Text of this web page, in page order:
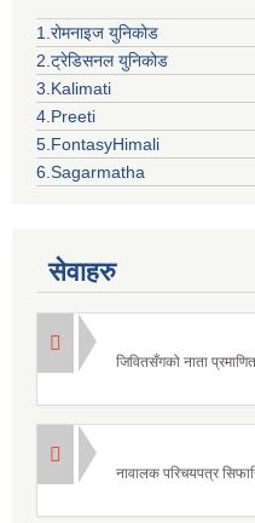
1.रोमनाइज युनिकोड
2.ट्रेडिसनल युनिकोड
3.Kalimati
4.Preeti
5.FontasyHimali
6.Sagarmatha
सेवाहरु
जिवितसँगको नाता प्रमाणित
नावालक परिचयपत्र